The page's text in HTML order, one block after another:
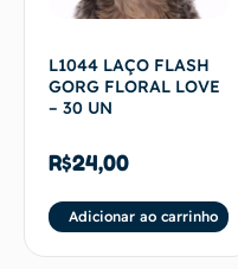
L1044 LAÇO FLASH
GORG FLORAL LOVE
– 30 UN
R$24,00
Adicionar ao carrinho